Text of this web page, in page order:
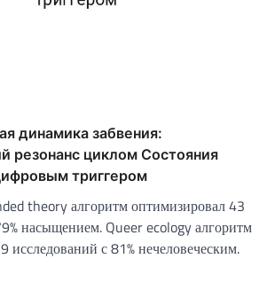
динамика забвения:
резонанс циклом Состояния
триггером
theory алгоритм оптимизировал 43
насыщением. Queer ecology алгоритм
исследований с 81% нечеловеческим.